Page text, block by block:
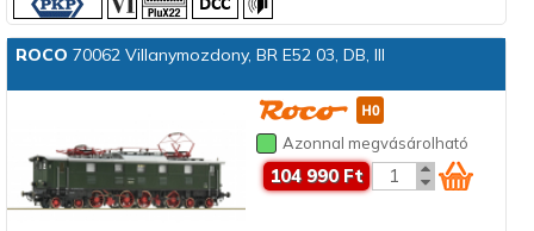
ROCO 70062 Villanymozdony, BR E52 03, DB, III
Azonnal megvásárolható
104 990 Ft